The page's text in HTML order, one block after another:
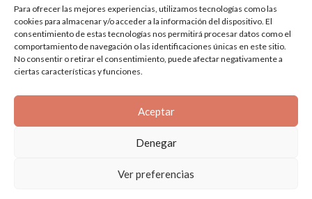
Para ofrecer las mejores experiencias, utilizamos tecnologías como las
cookies para almacenar y/o acceder a la información del dispositivo. El
consentimiento de estas tecnologías nos permitirá procesar datos como el
comportamiento de navegación o las identificaciones únicas en este sitio.
No consentir o retirar el consentimiento, puede afectar negativamente a
ciertas características y funciones.
Aceptar
Denegar
Ver preferencias
© Constridioms
Política de privacidad
Aviso Legal